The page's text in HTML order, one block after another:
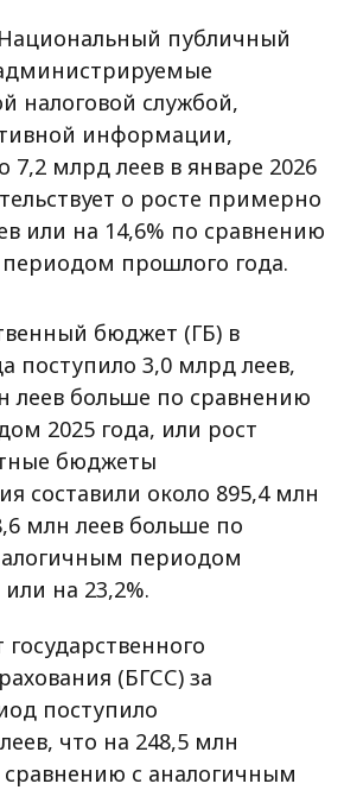
публичный
налоговой службой,
информации,
7,2 млрд леев в январе 2026
о росте примерно
или на 14,6% по сравнению
прошлого года.
бюджет (ГБ) в
поступило 3,0 млрд леев,
леев больше по сравнению
2025 года, или рост
бюджеты
составили около 895,4 млн
млн леев больше по
периодом
на 23,2%.
(БГСС) за
поступило
что на 248,5 млн
с аналогичным